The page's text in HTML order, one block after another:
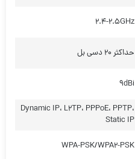
2.4-2.5GHz
حداکثر 20 دسی بل
9dBi
Dynamic IP، L2TP، PPPoE، PPTP،
Static IP
WPA-PSK/WPA2-PSK